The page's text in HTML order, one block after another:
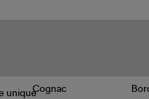
unique